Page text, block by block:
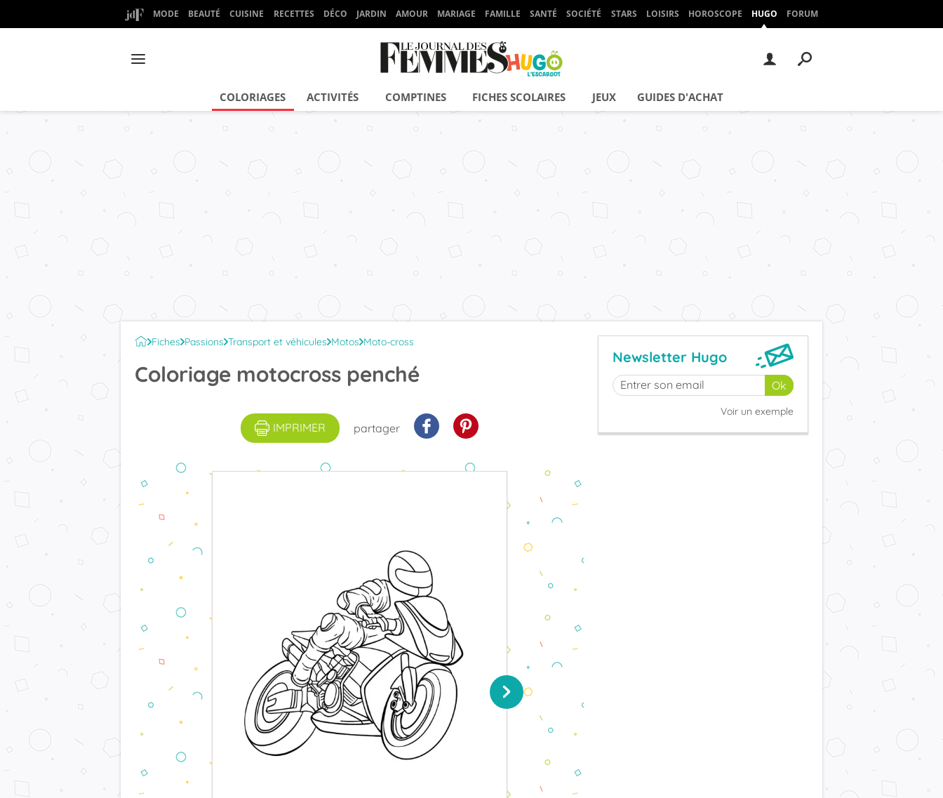
MODE BEAUTÉ CUISINE RECETTES DÉCO JARDIN AMOUR MARIAGE FAMILLE SANTÉ SOCIÉTÉ STARS LOISIRS HOROSCOPE HUGO FORUM
COLORIAGES ACTIVITÉS COMPTINES FICHES SCOLAIRES JEUX GUIDES D'ACHAT
Fiches Passions Transport et véhicules Motos Moto-cross
Coloriage motocross penché
IMPRIMER partager
Newsletter Hugo
Voir un exemple